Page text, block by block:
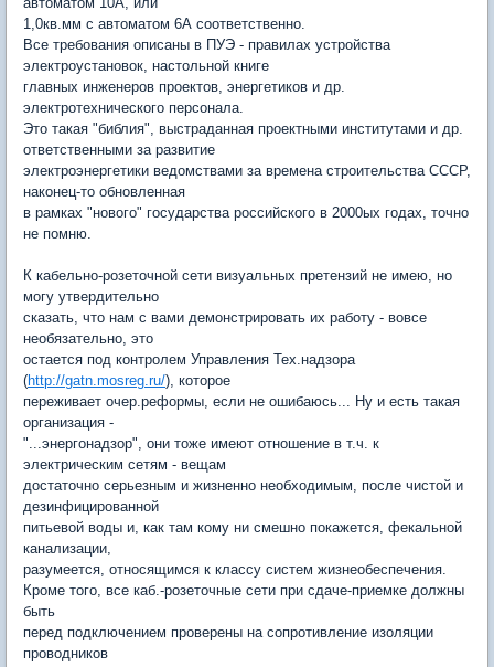
1,0кв.мм с автоматом 6А соответственно.
Все требования описаны в ПУЭ - правилах устройства
электроустановок, настольной книге
главных инженеров проектов, энергетиков и др.
электротехнического персонала.
Это такая "библия", выстраданная проектными институтами и др.
ответственными за развитие
электроэнергетики ведомствами за времена строительства СССР,
наконец-то обновленная
в рамках "нового" государства российского в 2000ых годах, точно
не помню.
К кабельно-розеточной сети визуальных претензий не имею, но
могу утвердительно
сказать, что нам с вами демонстрировать их работу - вовсе
необязательно, это
остается под контролем Управления Тех.надзора
(http://gatn.mosreg.ru/), которое
переживает очер.реформы, если не ошибаюсь... Ну и есть такая
организация -
"...энергонадзор", они тоже имеют отношение в т.ч. к
электрическим сетям - вещам
достаточно серьезным и жизненно необходимым, после чистой и
дезинфицированной
питьевой воды и, как там кому ни смешно покажется, фекальной
канализации,
разумеется, относящимся к классу систем жизнеобеспечения.
Кроме того, все каб.-розеточные сети при сдаче-приемке должны
быть
перед подключением проверены на сопротивление изоляции
проводников